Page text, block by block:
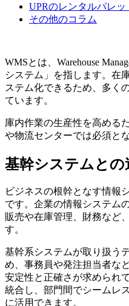
UPRのレンタルパレ
その他のコラム
WMSとは、Warehouse
システム」を指します。在
ステム化できるため、多く
ています。
庫内作業の生産性を高める
や物流センターでは必須と
基幹システムとの
ビジネスの根幹となす情報
です。企業の情報システム
販売や在庫管理、財務など
す。
基幹系システムが取り扱う
め、事務員や発注担当者な
安定性と正確さが求められ
統合し、部門間でシームレ
に活用できます。